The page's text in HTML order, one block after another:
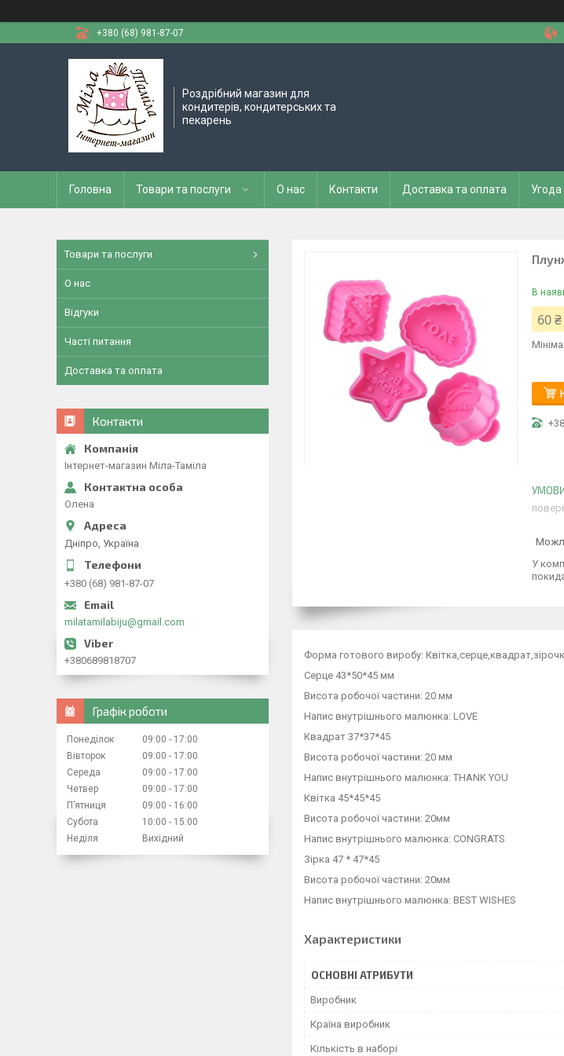
+380 (68) 981-87-07
Роздрібний магазин для
кондитерів, кондитерських та
пекарень
Головна Товари та послуги О нас Контакти Доставка та оплата Угода
В
60 ₴
У
Форма готового виробу:
Серце 43*50*45 мм
Висота робочої частини: 20 мм
Напис внутрішнього малюнка: LOVE
Квадрат 37*37*45
Висота робочої частини: 20 мм
Напис внутрішнього малюнка: THANK YOU
Квітка 45*45*45
Висота робочої частини: 20мм
Напис внутрішнього малюнка: CONGRATS
Зірка 47 * 47*45
Висота робочої частини: 20мм
Напис внутрішнього малюнка: BEST WISHES
Характеристики
ОСНОВНІ АТРИБУТИ
Виробник
Країна виробник
Кількість в наборі
Товари та послуги
О нас
Відгуки
Часті питання
Доставка та оплата
Контакти
Інтернет-магазин Міла-Таміла
Олена
Дніпро, Україна
+380 (68) 981-87-07
milatamilabiju@gmail.com
+380689818707
Графік роботи
Понеділок 09:00
17:00
Вівторок
09:00
17:00
Середа
09:00
17:00
Четвер
09:00
17:00
Пʼятниця
09:00
16:00
Субота
10:00
15:00
Неділя
Вихідний